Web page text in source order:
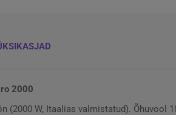
2000
(2000 W, Itaalias valmistatud).